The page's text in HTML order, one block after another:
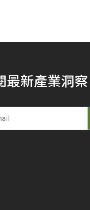
最新產業洞察